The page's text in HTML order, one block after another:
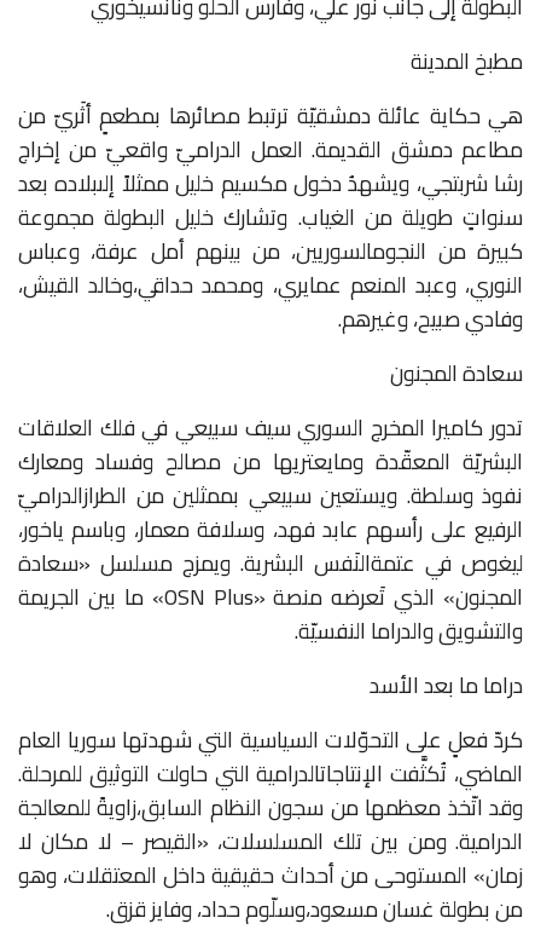
مطبخ المدينة
هيحكاية عائلةدمشقيّة ترتبطمصائرها بمطعمٍأثَريّ من
مطاعم دمشق القديمة. العمل الدراميّ واقعيّ من إخراج
رشاشربتجي، ويشهدُدخولمكسيمخليلممثلاً إلىبلادهبعد
سنواتٍ طويلة من الغياب. وتشارك خليل البطولة مجموعة
كبيرة من النجومالسوريين، من بينهم أمل عرفة، وعباس
النوري، وعبد المنعم عمايري، ومحمد حداقي،وخالد القيش،
وفاديصبيح،وغيرهم.
سعادة المجنون
تدور كاميرا المخرج السوريسيفسبيعيفيفلك العلاقات
البشريّة المعقّدة ومايعتريها من مصالح وفساد ومعارك
نفوذ وسلطة. ويستعين سبيعي بممثلين من الطرازالدراميّ
الرفيع على رأسهم عابدفهد، وسلافةمعمار، وباسم ياخور،
ليغوص في عتمةالنَفس البشرية. ويمزج مسلسل «سعادة
المجنون» الذي تَعرضه منصة«OSN Plus» ما بين الجريمة
والتشويقوالدراماالنفسيّة.
دراما ما بعد الأسد
كردّفعلٍ علىالتحوّلاتالسياسية التيشهدتهاسوريا العام
الماضي، تُكثَّفت الإنتاجاتالدراميةالتيحاولت التوثيقللمرحلة.
وقداتّخذمعظمهامنسجونالنظام السابق،زاويةًللمعالجة
الدرامية.ومن بين تلك المسلسلات، «القيصر – لا مكان لا
زمان» المستوحىمنأحداثحقيقيةداخلالمعتقلات،وهو
منبطولةغسانمسعود،وسلّومحداد،وفايزقزق.